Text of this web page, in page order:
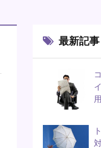
最新記事